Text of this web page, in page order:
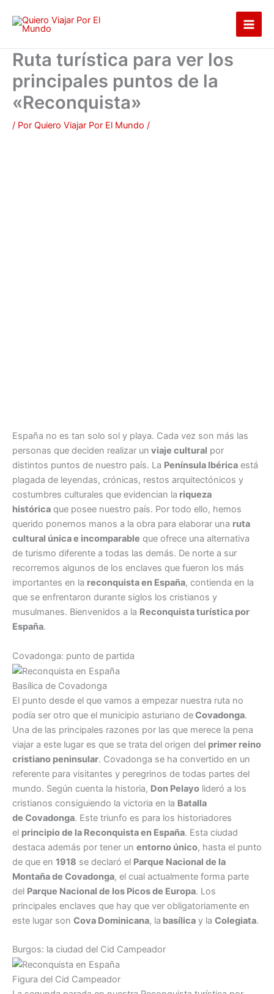
Ruta turística para ver los
principales puntos de la
«Reconquista»
/ Por Quiero Viajar Por El Mundo /
España no es tan solo sol y playa. Cada vez son más las
personas que deciden realizar un viaje cultural por
distintos puntos de nuestro país. La Península Ibérica está
plagada de leyendas, crónicas, restos arquitectónicos y
costumbres culturales que evidencian la riqueza
histórica que posee nuestro país. Por todo ello, hemos
querido ponernos manos a la obra para elaborar una ruta
cultural única e incomparable que ofrece una alternativa
de turismo diferente a todas las demás. De norte a sur
recorremos algunos de los enclaves que fueron los más
importantes en la reconquista en España, contienda en la
que se enfrentaron durante siglos los cristianos y
musulmanes. Bienvenidos a la Reconquista turística por
España.
Covadonga: punto de partida
Basílica de Covadonga
El punto desde el que vamos a empezar nuestra ruta no
podía ser otro que el municipio asturiano deCovadonga.
Una de las principales razones por las que merece la pena
viajar a este lugar es que se trata del origen del primer reino
cristiano peninsular. Covadonga se ha convertido en un
referente para visitantes y peregrinos de todas partes del
mundo. Según cuenta la historia, Don Pelayo lideró a los
cristianos consiguiendo la victoria en la Batalla
de Covadonga. Este triunfo es para los historiadores
el principio de la Reconquista en España. Esta ciudad
destaca además por tener un entorno único, hasta el punto
de que en 1918 se declaró el Parque Nacional de la
Montaña de Covadonga, el cual actualmente forma parte
del Parque Nacional de los Picos de Europa. Los
principales enclaves que hay que ver obligatoriamente en
este lugar son Cova Dominicana, la basílica y la Colegiata.
Burgos: la ciudad del Cid Campeador
Figura del Cid Campeador